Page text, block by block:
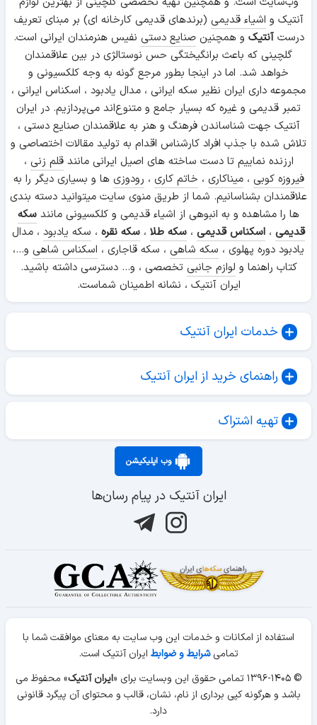
آنتیک و اشیاء قدیمی (برندهای قدیمی کارخانه ای) بر مبنای تعریف
درستآنتیک و همچنینصنایع دستی نفیس هنرمندان ایرانی است.
گلچینی که باعث برانگیختگی حس نوستالژی در بین علاقمندان
خواهد شد. اما در اینجا بطور مرجع گونه به وجه کلکسیونی و
مجموعه داری ایران نظیر سکه ایرانی ، مدال یادبود ، اسکناس ایرانی ،
تمبر قدیمی و غیره که بسیار جامع و متنوع‌اند می‌پردازیم. در ایران
آنتیک جهت شناساندن فرهنگ و هنر به علاقمندان صنایع دستی ،
تلاش شده با جذب افراد کارشناس اقدام به تولید مقالات اختصاصی و
ارزنده نماییم تا دست ساخته های اصیل ایرانی مانندقلم زنی ،
فیروزه کوبی ،میناکاری ، خاتم کاری ، رودوزی ها و بسیاری دیگر را به
علاقمندان بشناسانیم. شما از طریق منوی سایت میتوانید دسته بندی
ها را مشاهده و به انبوهی از اشیاء قدیمی و کلکسیونی مانند سکه
قدیمی ، اسکناس قدیمی ، سکه طلا ، سکه نقره ، سکه یادبود ، مدال
یادبود دوره پهلوی ، سکه شاهی ، سکه قاجاری ، اسکناس شاهی و...،
کتاب راهنما و لوازم جانبی تخصصی ، و... دسترسی داشته باشید.
ایران آنتیک ، نشانه اطمینان شماست.
خدمات ایران آنتیک
راهنمای خرید از ایران آنتیک
تهیه اشتراک
وب اپلیکیشن
ایران آنتیک در پیام رسان‌ها
استفاده از امکانات و خدمات این وب سایت به معنای موافقت شما با
تمامیشرایط و ضوابط ایران آنتیک است.
© ۱۳۹۶-۱۴۰۵ تمامی حقوق این وبسایت برای «
ایران آنتیک» محفوظ می
باشد و هرگونه کپی برداری از نام، نشان، قالب و محتوای آن پیگرد قانونی
دارد.